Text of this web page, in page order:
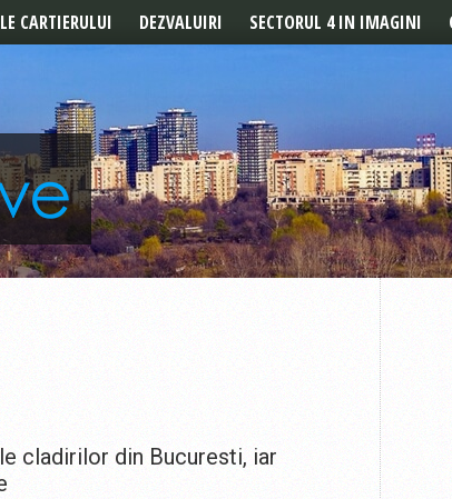
CARTIERULUI
CITITORI
DEZVALUIRI SECTORUL 4 IN IMAGINI
cladirilor din Bucuresti, iar